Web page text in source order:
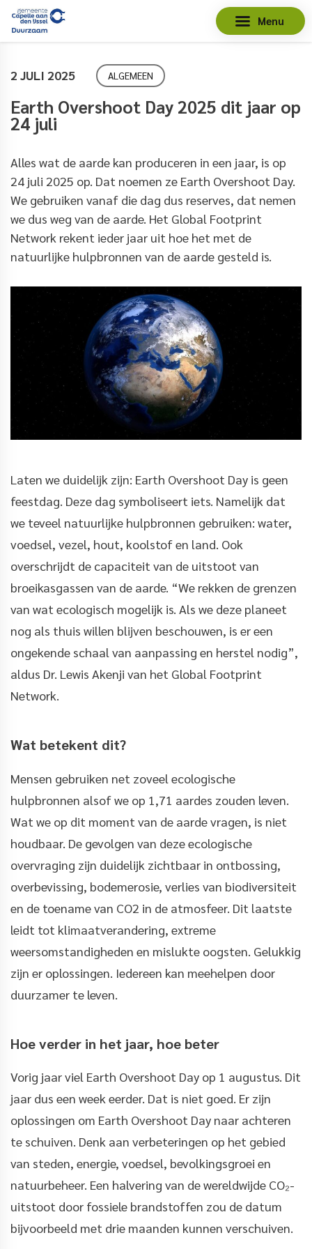
Menu
2 JULI 2025 ALGEMEEN
Earth Overshoot Day 2025 dit jaar op
24 juli
Alles wat de aarde kan produceren in een jaar, is op
24 juli 2025 op. Dat noemen ze Earth Overshoot Day.
We gebruiken vanaf die dag dus reserves, dat nemen
we dus weg van de aarde. Het Global Footprint
Network rekent ieder jaar uit hoe het met de
natuurlijke hulpbronnen van de aarde gesteld is.
Laten we duidelijk zijn: Earth Overshoot Day is geen
feestdag. Deze dag symboliseert iets. Namelijk dat
we teveel natuurlijke hulpbronnen gebruiken: water,
voedsel, vezel, hout, koolstof en land. Ook
overschrijdt de capaciteit van de uitstoot van
broeikasgassen van de aarde. “We rekken de grenzen
van wat ecologisch mogelijk is. Als we deze planeet
nog als thuis willen blijven beschouwen, is er een
ongekende schaal van aanpassing en herstel nodig”,
aldus Dr. Lewis Akenji van het Global Footprint
Network.
Wat betekent dit?
Mensen gebruiken net zoveel ecologische
hulpbronnen alsof we op 1,71 aardes zouden leven.
Wat we op dit moment van de aarde vragen, is niet
houdbaar. De gevolgen van deze ecologische
overvraging zijn duidelijk zichtbaar in ontbossing,
overbevissing, bodemerosie, verlies van biodiversiteit
en de toename van CO2 in de atmosfeer. Dit laatste
leidt tot klimaatverandering, extreme
weersomstandigheden en mislukte oogsten. Gelukkig
zijn er oplossingen. Iedereen kan meehelpen door
duurzamer te leven.
Hoe verder in het jaar, hoe beter
Vorig jaar viel Earth Overshoot Day op 1 augustus. Dit
jaar dus een week eerder. Dat is niet goed. Er zijn
oplossingen om Earth Overshoot Day naar achteren
te schuiven. Denk aan verbeteringen op het gebied
van steden, energie, voedsel, bevolkingsgroei en
natuurbeheer. Een halvering van de wereldwijde CO₂-
uitstoot door fossiele brandstoffen zou de datum
bijvoorbeeld met drie maanden kunnen verschuiven.